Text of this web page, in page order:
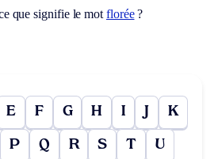
que signifie le mot florée?
E F G H I J K
P Q R S T U